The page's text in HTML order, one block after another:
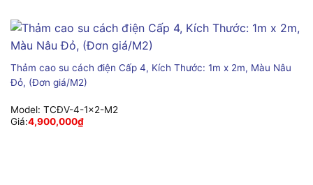
Thảm cao su cách điện Cấp 4, Kích Thước: 1m x 2m, Màu Nâu
Đỏ, (Đơn giá/M2)
Model: TCĐV-4-1x2-M2
Giá:4,900,000₫